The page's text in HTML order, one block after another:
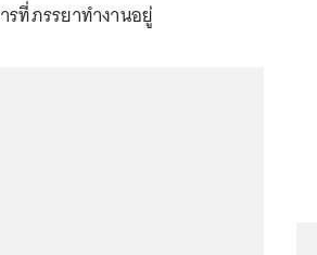
ที่ภรรยาทำงานอยู่